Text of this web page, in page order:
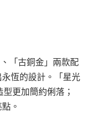
「古銅金」兩款配
恆的設計。「星光
更加簡約俐落；
。